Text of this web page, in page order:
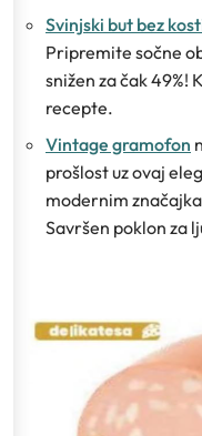
Svinjski but bez
Pripremite sočne
snižen za čak 49%!
recepte.
Vintage gramofon
prošlost uz ovaj
modernim
Savršen poklon za